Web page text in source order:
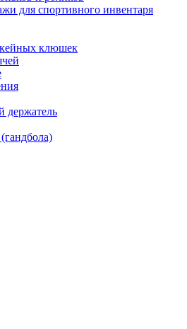
для спортивного инвентаря
клюшек
держатель